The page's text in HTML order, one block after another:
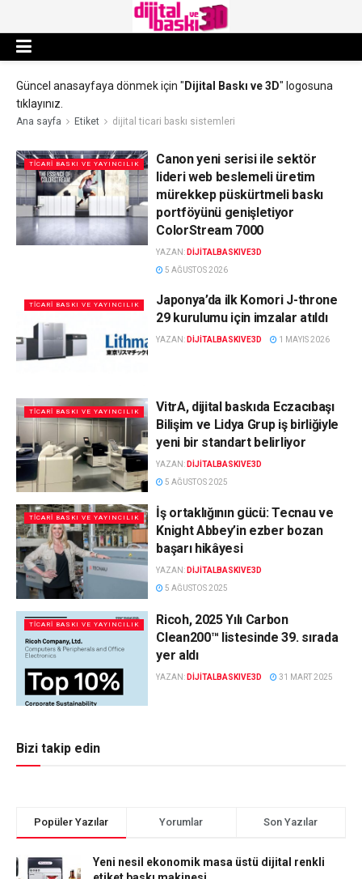
Güncel anasayfaya dönmek için " Dijital Baskı ve 3D" logosuna
tıklayınız.
Ana sayfa Etiket dijital ticari baskı sistemleri
TICARI BASKI VE YAYINCILIK
Canon yeni serisi ile sektör
lideri web beslemeli üretim
mürekkep püskürtmeli baskı
portföyünü genişletiyor
ColorStream 7000
YAZAN: DIJITALBASKIVE3D
5 AĞUSTOS 2026
TICARI BASKI VE YAYINCILIK
Japonya’da ilk Komori J-throne
29 kurulumu için imzalar atıldı
YAZAN: DIJITALBASKIVE3D 1 MAYIS 2026
TICARI BASKI VE YAYINCILIK
VitrA, dijital baskıda Eczacıbaşı
Bilişim ve Lidya Grup iş birliğiyle
yeni bir standart belirliyor
YAZAN: DIJITALBASKIVE3D
5 AĞUSTOS 2025
TICARI BASKI VE YAYINCILIK
İş ortaklığının gücü: Tecnau ve
Knight Abbey’in ezber bozan
başarı hikâyesi
YAZAN: DIJITALBASKIVE3D
5 AĞUSTOS 2025
TICARI BASKI VE YAYINCILIK
Ricoh, 2025 Yılı Carbon
Clean200™ listesinde 39. sırada
yer aldı
YAZAN: DIJITALBASKIVE3D 31 MART 2025
Bizi takip edin
Popüler Yazılar Yorumlar Son Yazılar
Yeni nesil ekonomik masa üstü dijital renkli